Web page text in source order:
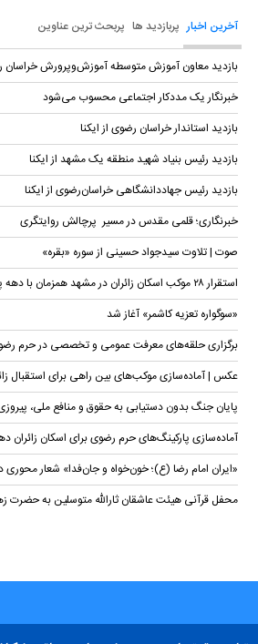
آخرین اخبار پربازدید ها پربحث ترین عناوین
بازدید معاون آموزش متوسطه آموزش‌وپرورش خراسان
خبرنگار یک مددکار اجتماعی محسوب می‌شود
بازدید استاندار خراسان رضوی از ایکنا
بازدید رئیس بنیاد شهید منطقه یک مشهد از ایکنا
بازدید رئیس جهاددانشگاهی خراسان‌رضوی از ایکنا
خبرنگاری؛ قلمی مقدس در مسیر پرچالش روایتگری
صوت | تلاوت سیدجواد حسینی از سوره‌ «بقره»
استقرار ۲۸ موکب اسکان زائران در مشهد همزمان با دهه پایانی صفر
«سوگواره تعزیه کاشمر» آغاز شد
برگزاری حلقه‌های معرفت عمومی و تخصصی در حرم
عکس | آماده‌سازی موکب‌های بین راهی برای استقبال
پایان جنگ بدون دستیابی به حقوق و منافع ملی،
آماده‌سازی پارکینگ‌های حرم رضوی برای اسکان زائران
«ایران امام رضا (ع)؛ خون‌خواه و جان‌فدا» شعار محوری
محفل قرآنی هیئت عاشقان ثارالله متوسلین به حضرت